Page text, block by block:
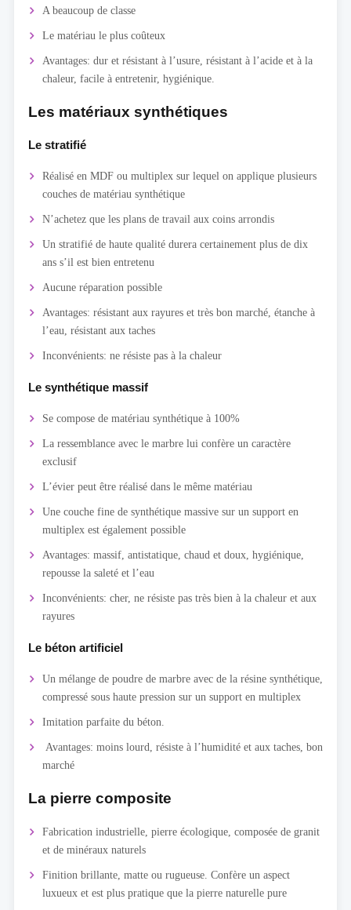
A beaucoup de classe
Le matériau le plus coûteux
Avantages: dur et résistant à l’usure, résistant à l’acide et à la
chaleur, facile à entretenir, hygiénique.
Les matériaux synthétiques
Le stratifié
Réalisé en MDF ou multiplex sur lequel on applique plusieurs
couches de matériau synthétique
N’achetez que les plans de travail aux coins arrondis
Un stratifié de haute qualité durera certainement plus de dix
ans s’il est bien entretenu
Aucune réparation possible
Avantages: résistant aux rayures et très bon marché, étanche à
l’eau, résistant aux taches
Inconvénients: ne résiste pas à la chaleur
Le synthétique massif
Se compose de matériau synthétique à 100%
La ressemblance avec le marbre lui confère un caractère
exclusif
L’évier peut être réalisé dans le même matériau
Une couche fine de synthétique massive sur un support en
multiplex est également possible
Avantages: massif, antistatique, chaud et doux, hygiénique,
repousse la saleté et l’eau
Inconvénients: cher, ne résiste pas très bien à la chaleur et aux
rayures
Le béton artificiel
Un mélange de poudre de marbre avec de la résine synthétique,
compressé sous haute pression sur un support en multiplex
Imitation parfaite du béton.
Avantages: moins lourd, résiste à l’humidité et aux taches, bon
marché
La pierre composite
Fabrication industrielle, pierre écologique, composée de granit
et de minéraux naturels
Finition brillante, matte ou rugueuse. Confère un aspect
luxueux et est plus pratique que la pierre naturelle pure